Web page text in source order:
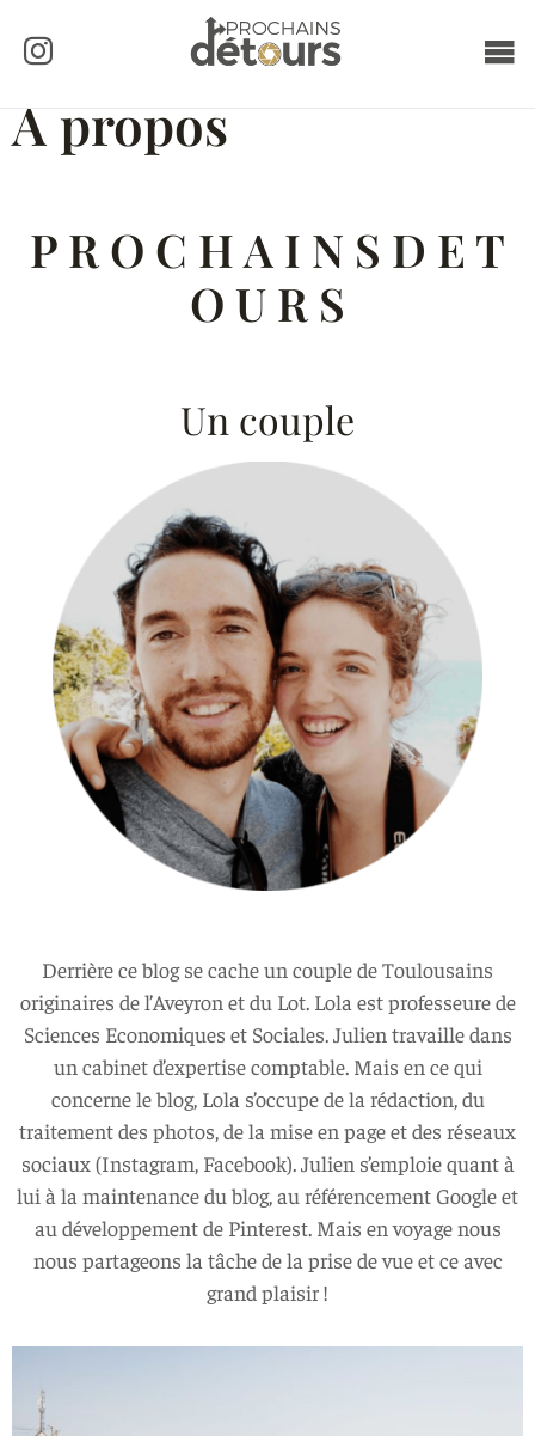
A propos
P R O C H A I N S D E T
O U R S
Un couple
Derrière ce blog se cache un couple de Toulousains
originaires de l’Aveyron et du Lot. Lola est professeure de
Sciences Economiques et Sociales. Julien travaille dans
un cabinet d’expertise comptable. Mais en ce qui
concerne le blog, Lola s’occupe de la rédaction, du
traitement des photos, de la mise en page et des réseaux
sociaux (Instagram, Facebook). Julien s’emploie quant à
lui à la maintenance du blog, au référencement Google et
au développement de Pinterest. Mais en voyage nous
nous partageons la tâche de la prise de vue et ce avec
grand plaisir !